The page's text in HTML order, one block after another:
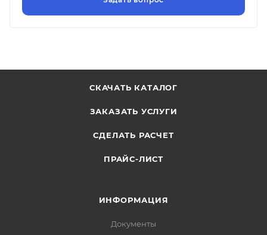
СКАЧАТЬ КАТАЛОГ
ЗАКАЗАТЬ УСЛУГИ
СДЕЛАТЬ РАСЧЕТ
ПРАЙС-ЛИСТ
ИНФОРМАЦИЯ
Документы